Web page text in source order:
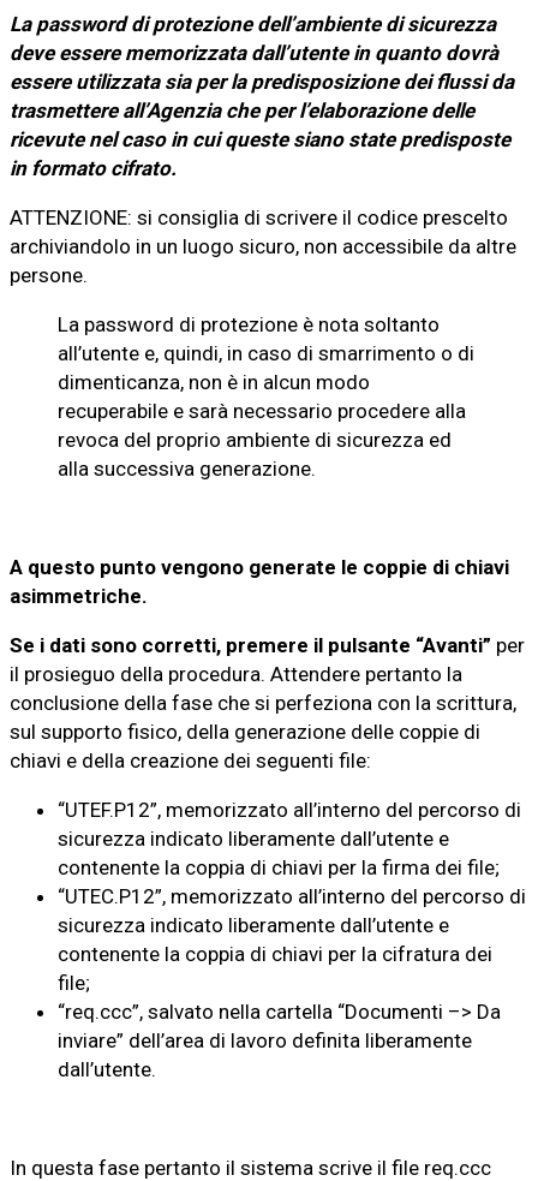
La password di protezione dell’ambiente di sicurezza
deve essere memorizzata dall’utente in quanto dovrà
essere utilizzata sia per la predisposizione dei flussi da
trasmettere all’Agenzia che per l’elaborazione delle
ricevute nel caso in cui queste siano state predisposte
in formato cifrato.
ATTENZIONE: si consiglia di scrivere il codice prescelto
archiviandolo in un luogo sicuro, non accessibile da altre
persone.
La password di protezione è nota soltanto
all’utente e, quindi, in caso di smarrimento o di
dimenticanza, non è in alcun modo
recuperabile e sarà necessario procedere alla
revoca del proprio ambiente di sicurezza ed
alla successiva generazione.
A questo punto vengono generate le coppie di chiavi
asimmetriche.
Se i dati sono corretti, premere il pulsante “Avanti” per
il prosieguo della procedura. Attendere pertanto la
conclusione della fase che si perfeziona con la scrittura,
sul supporto fisico, della generazione delle coppie di
chiavi e della creazione dei seguenti file:
“UTEF.P12”, memorizzato all’interno del percorso di
sicurezza indicato liberamente dall’utente e
contenente la coppia di chiavi per la firma dei file;
“UTEC.P12”, memorizzato all’interno del percorso di
sicurezza indicato liberamente dall’utente e
contenente la coppia di chiavi per la cifratura dei
file;
“req.ccc”, salvato nella cartella “Documenti –> Da
inviare” dell’area di lavoro definita liberamente
dall’utente.
In questa fase pertanto il sistema scrive il file req.ccc